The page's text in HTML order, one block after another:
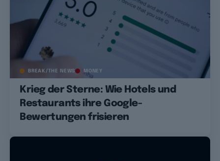
BREAK/THE NEWS MONEY
Krieg der Sterne: Wie Hotels und
Restaurants ihre Google-
Bewertungen frisieren